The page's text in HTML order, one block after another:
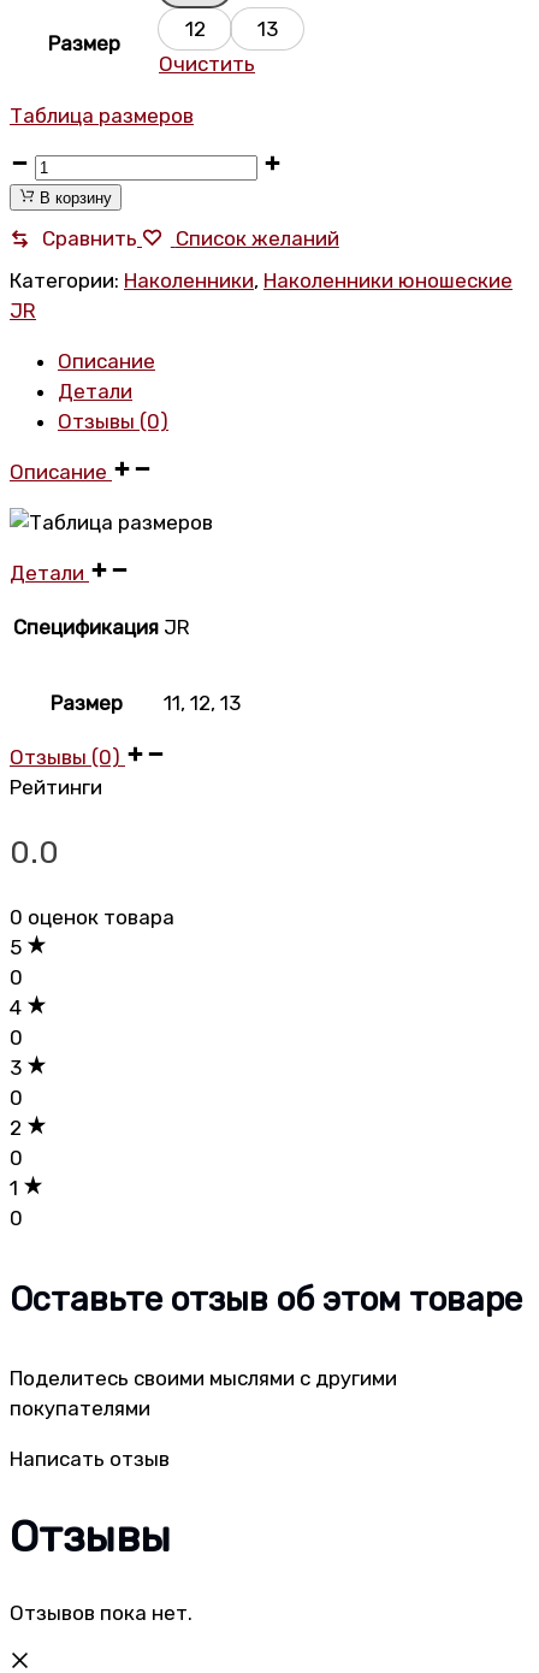
Размер
12
13
Очистить
Таблица размеров
Хоккейные
наколенники
Sherwood
T60x
JR
количество
В корзину
Сравнить
Список желаний
Категории: Наколенники, Наколенники юношеские
JR
Описание
Детали
Отзывы (0)
Описание
Детали
Спецификация JR
Размер 11, 12, 13
Отзывы (0)
Рейтинги
0.0
0 оценок товара
5
0
4
0
3
0
2
0
1
0
Оставьте отзыв об этом товаре
Поделитесь своими мыслями с другими
покупателями
Написать отзыв
Отзывы
Отзывов пока нет.